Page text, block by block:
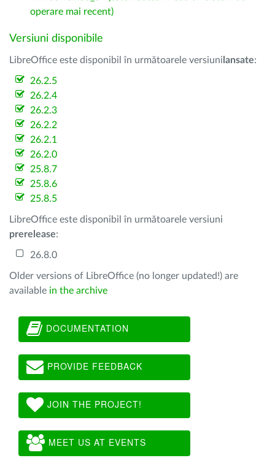
operare mai recent)
Versiuni disponibile
LibreOffice este disponibil în următoarele versiuni lansate:
26.2.5
26.2.4
26.2.3
26.2.2
26.2.1
26.2.0
25.8.7
25.8.6
25.8.5
LibreOffice este disponibil în următoarele versiuni
prerelease:
26.8.0
Older versions of LibreOffice (no longer updated!) are
available in the archive
DOCUMENTATION
PROVIDE FEEDBACK
JOIN THE PROJECT!
MEET US AT EVENTS